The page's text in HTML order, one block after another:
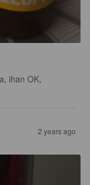
ihan OK,
2 years ago